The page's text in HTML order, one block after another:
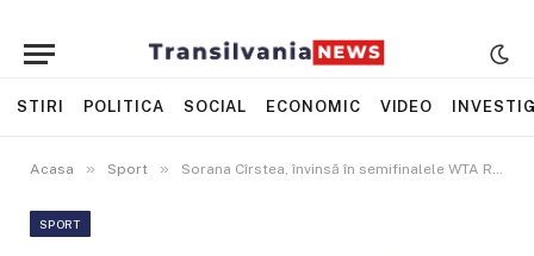
STIRI POLITICA SOCIAL ECONOMIC VIDEO
Acasa » Sport » Sorana Cîrstea, învinsă în semifinalele WTA Roma de Coco Gauff
SPORT